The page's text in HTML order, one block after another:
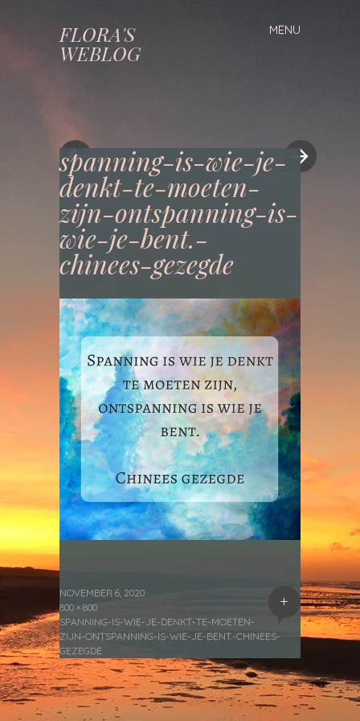
FLORA'S
WEBLOG
MENU
Spring
naar
«
spanning-is-wie-je-
denkt-te-moeten-
zijn-ontspanning-is-
wie-je-bent.-
chinees-gezegde
+
NOVEMBER 6, 2020
800 × 800
SPANNING-IS-WIE-JE-DENKT-TE-MOETEN-
ZIJN-ONTSPANNING-IS-WIE-JE-BENT.-CHINEES-
GEZEGDE